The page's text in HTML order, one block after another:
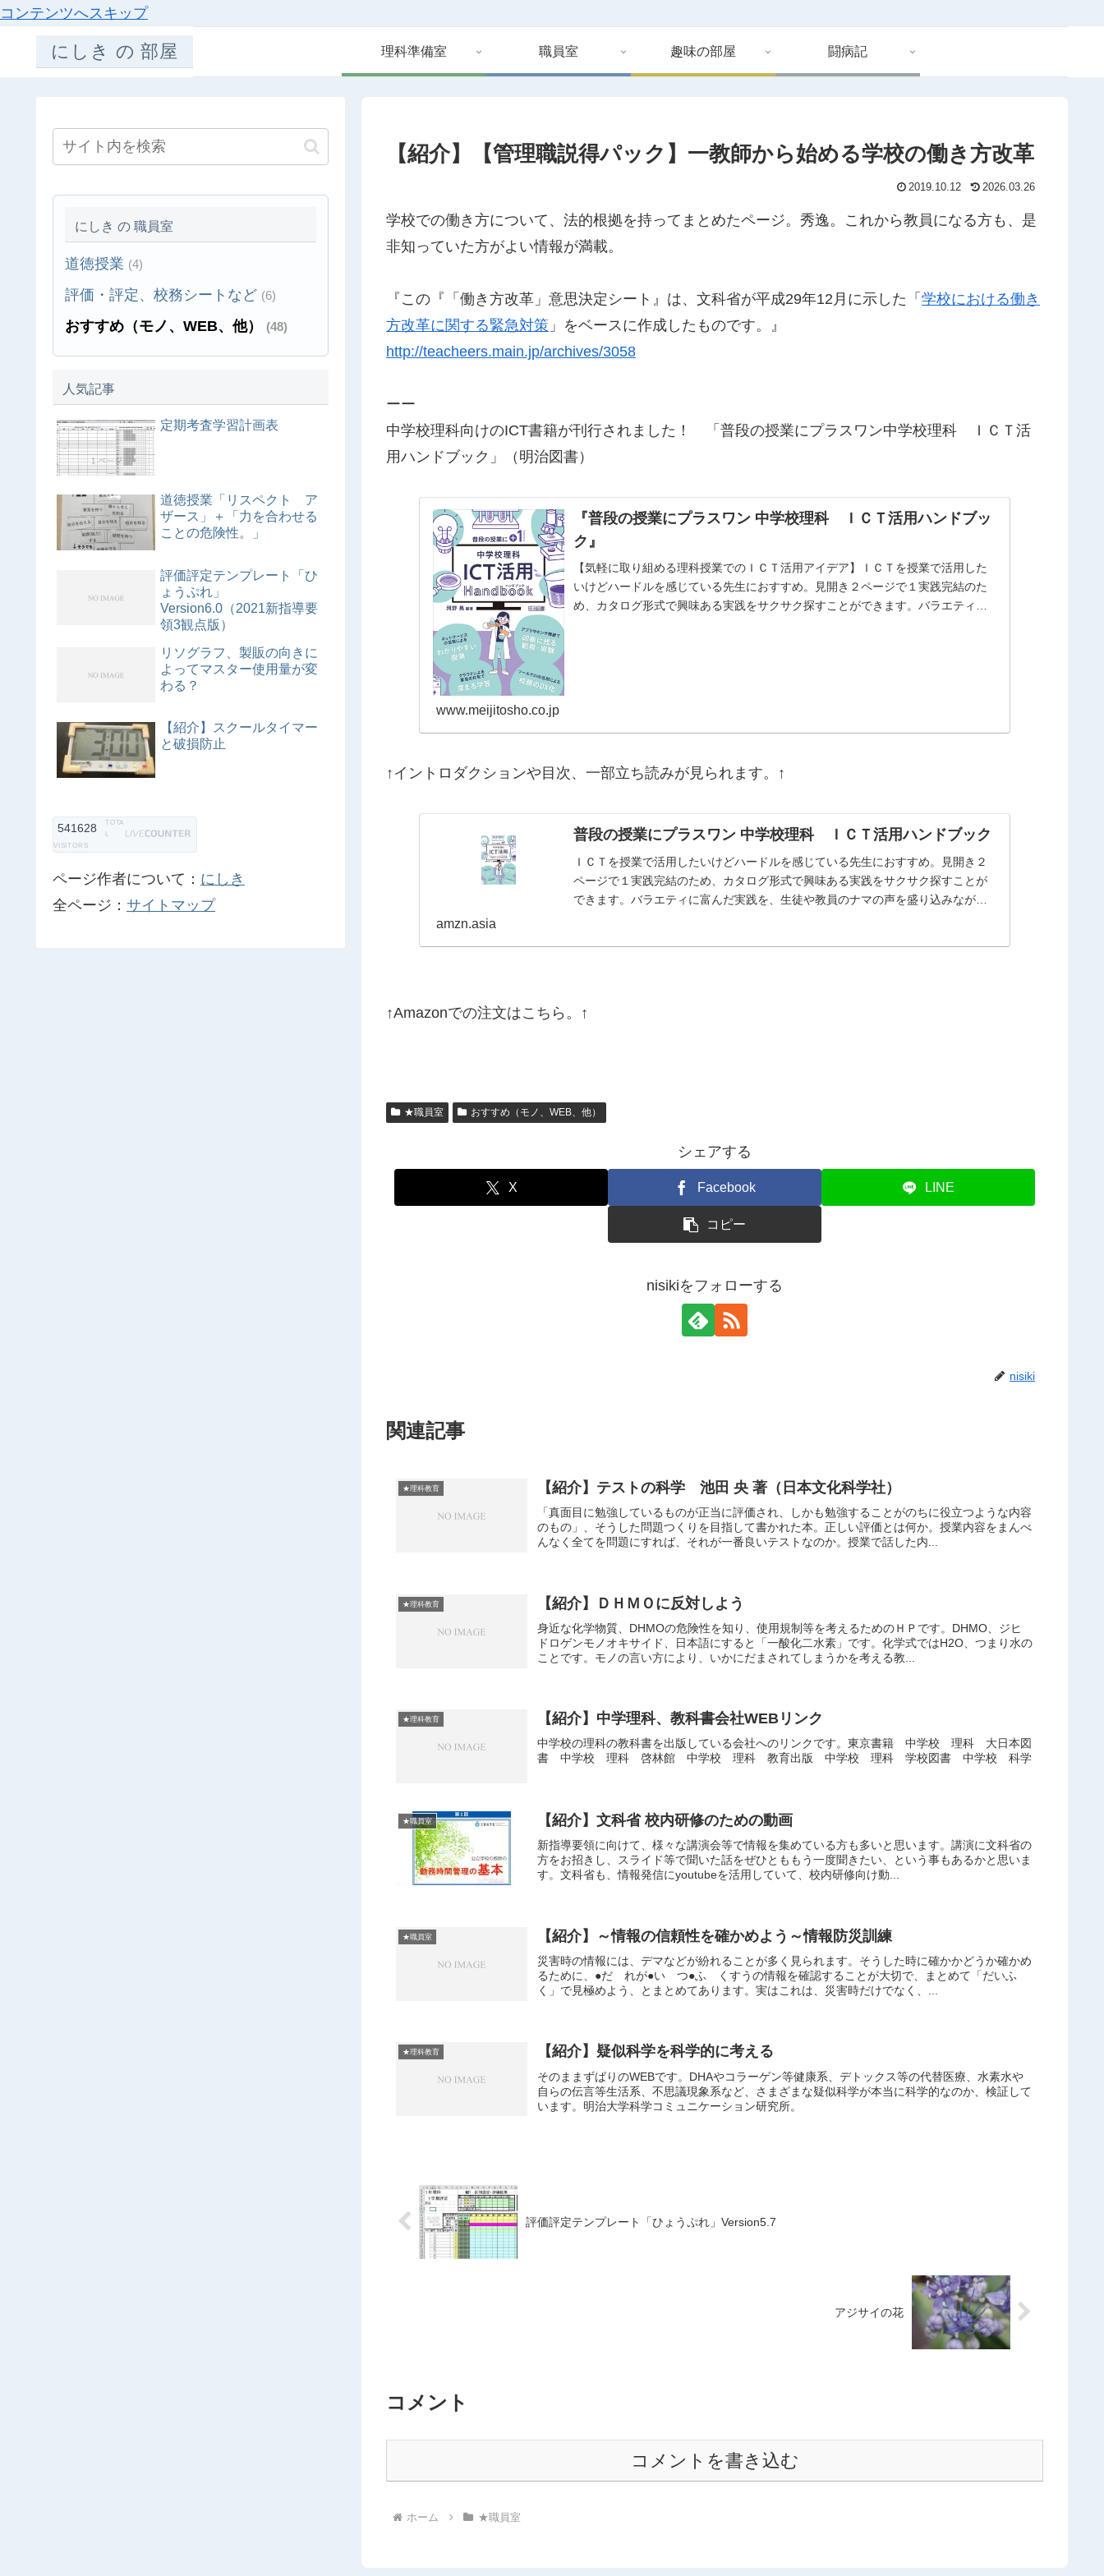
コンテンツへスキップ
にしき の 部屋 理科準備室 職員室 趣味の部屋 闘病記
【紹介】【管理職説得パック】一教師から始める学校の働き方改革
2019.10.12 2026.03.26
学校での働き方について、法的根拠を持ってまとめたページ。秀逸。これから教員になる方も、是
非知っていた方がよい情報が満載。
『この『「働き方改革」意思決定シート』は、文科省が平成29年12月に示した「 学校における働き
方改革に関する緊急対策 」をベースに作成したものです。』
http://teacheers.main.jp/archives/3058
ーー
中学校理科向けのICT書籍が刊行されました！ 「 普段の授業にプラスワン中学校理科 ＩＣＴ活
用ハンドブック 」（明治図書）
『普段の授業にプラスワン 中学校理科 ＩＣＴ活用ハンドブッ
ク』
【気軽に取り組める理科授業でのＩＣＴ活用アイデア】ＩＣＴを授業で活用した
いけどハードルを感じている先生におすすめ。見開き２ページで１実践完結のた
め、カタログ形式で興味ある実践をサクサク探すことができます。バラエティに
www.meijitosho.co.jp
↑イントロダクションや目次、一部立ち読みが見られます。↑
普段の授業にプラスワン 中学校理科 ＩＣＴ活用ハンドブック
ＩＣＴを授業で活用したいけどハードルを感じている先生におすすめ。見開き２
ページで１実践完結のため、カタログ形式で興味ある実践をサクサク探すことが
できます。バラエティに富んだ実践を、生徒や教員のナマの声を盛り込みながら
amzn.asia
↑Amazonでの注文はこちら。↑
★職員室 おすすめ（モノ、WEB、他）
シェアする
X Facebook LINE
コピー
nisikiをフォローする
nisiki
関連記事
★理科教育 【紹介】テストの科学 池田 央 著（日本文化科学社）
「真面目に勉強しているものが正当に評価され、しかも勉強することがのちに役立つような内容
のもの」、そうした問題つくりを目指して書かれた本。正しい評価とは何か。授業内容をまんべ
んなく全てを問題にすれば、それが一番良いテストなのか。授業で話した内...
★理科教育 【紹介】ＤＨＭＯに反対しよう
身近な化学物質、DHMOの危険性を知り、使用規制等を考えるためのＨＰです。DHMO、ジヒ
ドロゲンモノオキサイド、日本語にすると「一酸化二水素」です。化学式ではH2O、つまり水の
ことです。モノの言い方により、いかにだまされてしまうかを考える教...
★理科教育 【紹介】中学理科、教科書会社WEBリンク
中学校の理科の教科書を出版している会社へのリンクです。東京書籍 中学校 理科 大日本図
書 中学校 理科 啓林館 中学校 理科 教育出版 中学校 理科 学校図書 中学校 科学
★職員室 【紹介】文科省 校内研修のための動画
新指導要領に向けて、様々な講演会等で情報を集めている方も多いと思います。講演に文科省の
方をお招きし、スライド等で聞いた話をぜひとももう一度聞きたい、という事もあるかと思いま
す。文科省も、情報発信にyoutubeを活用していて、校内研修向け動...
★職員室 【紹介】～情報の信頼性を確かめよう～情報防災訓練
災害時の情報には、デマなどが紛れることが多く見られます。そうした時に確かかどうか確かめ
るために、●だ れが●い つ●ふ くすうの情報を確認することが大切で、まとめて「だいふ
く」で見極めよう、とまとめてあります。実はこれは、災害時だけでなく、...
★理科教育 【紹介】疑似科学を科学的に考える
そのままずばりのWEBです。DHAやコラーゲン等健康系、デトックス等の代替医療、水素水や
自らの伝言等生活系、不思議現象系など、さまざまな疑似科学が本当に科学的なのか、検証して
います。明治大学科学コミュニケーション研究所。
評価評定テンプレート「ひょうぷれ」Version5.7
アジサイの花
コメント
コメントを書き込む
ホーム ★職員室
にしき の 職員室
道徳授業 (4)
評価・評定、校務シートなど (6)
おすすめ（モノ、WEB、他） (48)
人気記事
定期考査学習計画表
道徳授業「リスペクト ア
ザース」＋「力を合わせる
ことの危険性。」
評価評定テンプレート「ひ
ょうぷれ」
Version6.0（2021新指導要
領3観点版）
リソグラフ、製販の向きに
よってマスター使用量が変
わる？
【紹介】スクールタイマー
と破損防止
541628
TOTA
L
VISITORS
ページ作者について： にしき
全ページ： サイトマップ